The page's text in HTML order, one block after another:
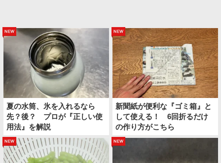
new
夏の水筒、氷を入れるなら
先？後？ プロが『正しい使
用法』を解説
new
新聞紙が便利な『ゴミ箱』と
して使える！ 6回折るだけ
の作り方がこちら
new